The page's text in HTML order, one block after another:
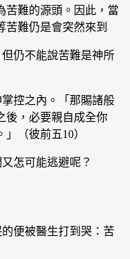
苦難的源頭。因此，當
苦難仍是會突然來到
仍不能說苦難是神所
控之內。「那賜諸般
，必要親自成全你
（彼前五10）
怎可能逃避呢？
便被醫生打到哭：苦